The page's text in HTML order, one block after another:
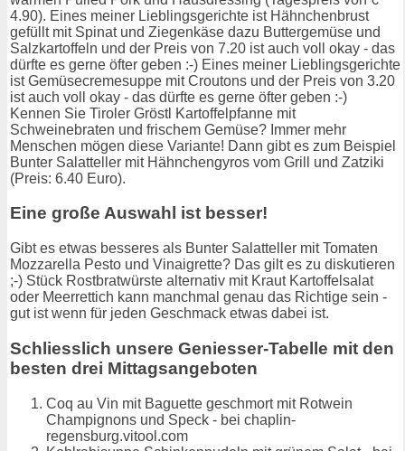
4.90). Eines meiner Lieblingsgerichte ist Hähnchenbrust
gefüllt mit Spinat und Ziegenkäse dazu Buttergemüse und
Salzkartoffeln und der Preis von 7.20 ist auch voll okay - das
dürfte es gerne öfter geben :-) Eines meiner Lieblingsgerichte
ist Gemüsecremesuppe mit Croutons und der Preis von 3.20
ist auch voll okay - das dürfte es gerne öfter geben :-)
Kennen Sie Tiroler Gröstl Kartoffelpfanne mit
Schweinebraten und frischem Gemüse? Immer mehr
Menschen mögen diese Variante! Dann gibt es zum Beispiel
Bunter Salatteller mit Hähnchengyros vom Grill und Zatziki
(Preis: 6.40 Euro).
Eine große Auswahl ist besser!
Gibt es etwas besseres als Bunter Salatteller mit Tomaten
Mozzarella Pesto und Vinaigrette? Das gilt es zu diskutieren
;-) Stück Rostbratwürste alternativ mit Kraut Kartoffelsalat
oder Meerrettich kann manchmal genau das Richtige sein -
gut ist wenn für jeden Geschmack etwas dabei ist.
Schliesslich unsere Geniesser-Tabelle mit den
besten drei Mittagsangeboten
Coq au Vin mit Baguette geschmort mit Rotwein
Champignons und Speck - bei chaplin-
regensburg.vitool.com